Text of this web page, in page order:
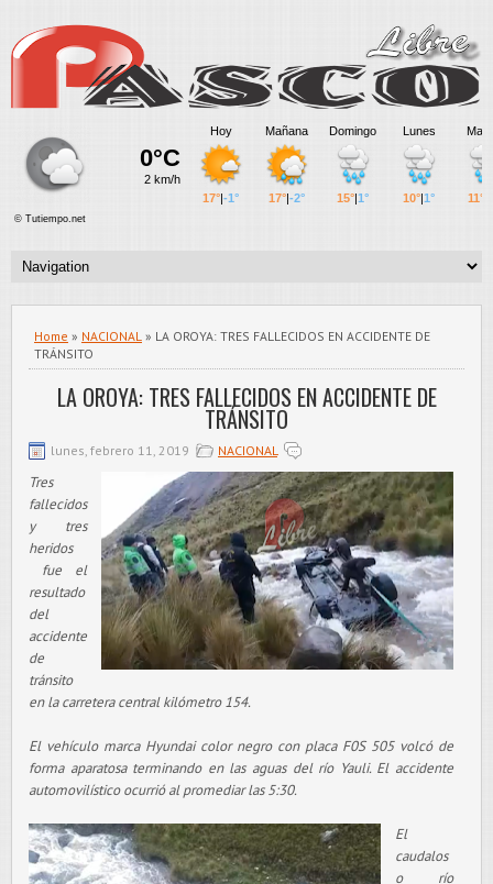
Home » NACIONAL » LA OROYA: TRES FALLECIDOS EN ACCIDENTE DE
TRÁNSITO
LA OROYA: TRES FALLECIDOS EN ACCIDENTE DE
TRÁNSITO
lunes, febrero 11, 2019 NACIONAL
Tres
fallecidos
y tres
heridos
fue el
resultado
del
accidente
de
tránsito
en la carretera central kilómetro 154.
El vehículo marca Hyundai color negro con placa F0S 505 volcó de
forma aparatosa terminando en las aguas del río Yauli. El accidente
automovilístico ocurrió al promediar las 5:30.
El
caudalos
o río